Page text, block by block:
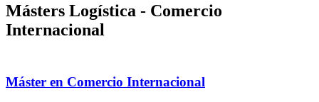
Másters Logística - Comercio
Internacional
Máster en Comercio Internacional